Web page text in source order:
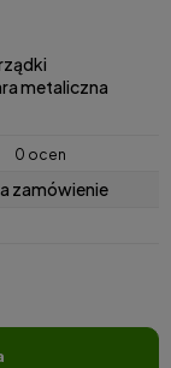
metaliczna
0 ocen
zamówienie